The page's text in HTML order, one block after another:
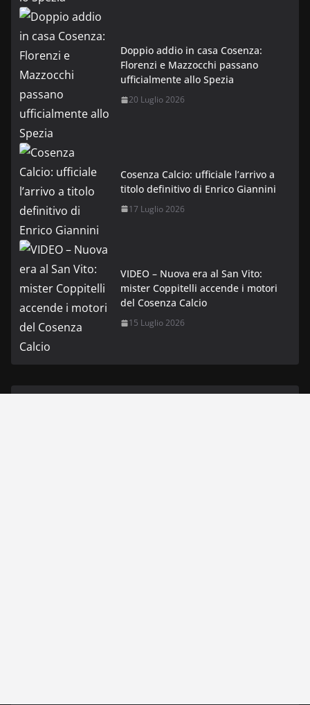
Doppio addio in casa Cosenza:
Florenzi e Mazzocchi passano
ufficialmente allo Spezia
20 Luglio 2026
Cosenza Calcio: ufficiale l’arrivo a
titolo definitivo di Enrico Giannini
17 Luglio 2026
VIDEO – Nuova era al San Vito:
mister Coppitelli accende i motori
del Cosenza Calcio
15 Luglio 2026